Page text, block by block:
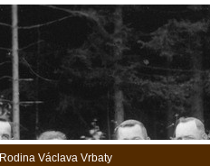
Rodina Václava Vrbaty